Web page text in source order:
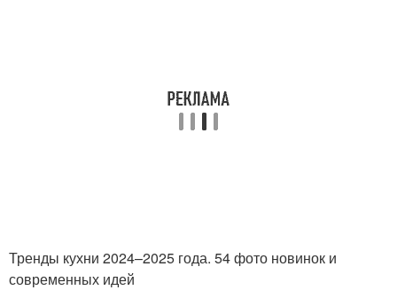
Тренды кухни 2024–2025 года. 54 фото новинок и
современных идей